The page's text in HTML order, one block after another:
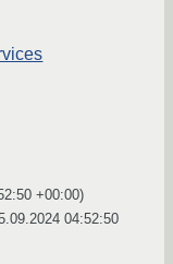
+00:00)
04:52:50